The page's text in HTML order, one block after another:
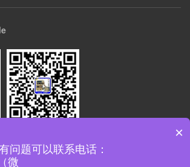
×
问题可以联系电话：
微